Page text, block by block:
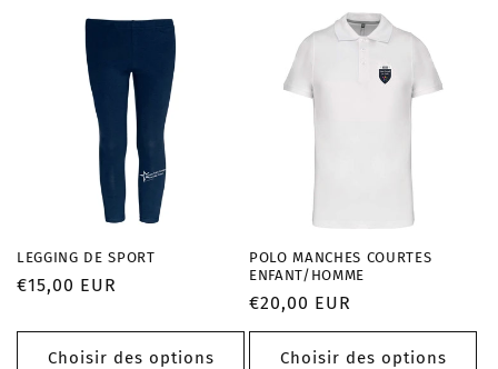
LEGGING DE SPORT
Prix
€15,00 EUR
Choisir des options
POLO MANCHES COURTES
ENFANT/HOMME
Prix
habituel
€20,00 EUR
Choisir des options